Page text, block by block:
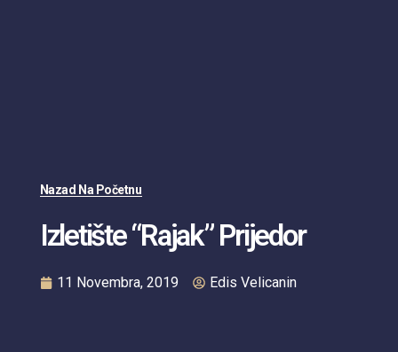
Nazad Na Početnu
Izletište “Rajak” Prijedor
11 Novembra, 2019 Edis Velicanin